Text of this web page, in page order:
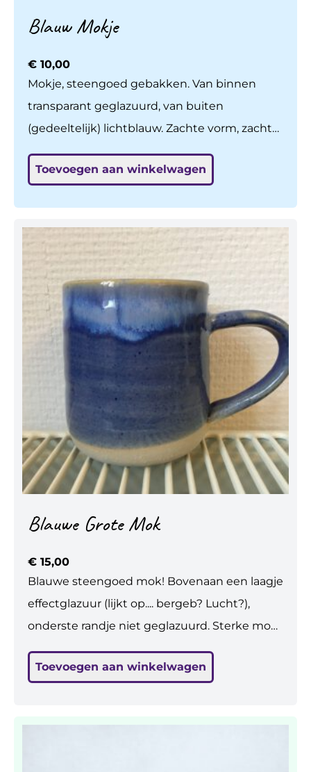
Blauw Mokje
€ 10,00
Mokje, steengoed gebakken. Van binnen
transparant geglazuurd, van buiten
(gedeeltelijk) lichtblauw. Zachte vorm, zachte
Handgedraaid, zelf bedacht en gemaakt, ook
Toevoegen aan winkelwagen
Blauwe Grote Mok
€ 15,00
Blauwe steengoed mok! Bovenaan een laagje
effectglazuur (lijkt op.... bergeb? Lucht?),
onderste randje niet geglazuurd. Sterke mok.
Zachte vorm, mooie blauwe kleur.
Toevoegen aan winkelwagen